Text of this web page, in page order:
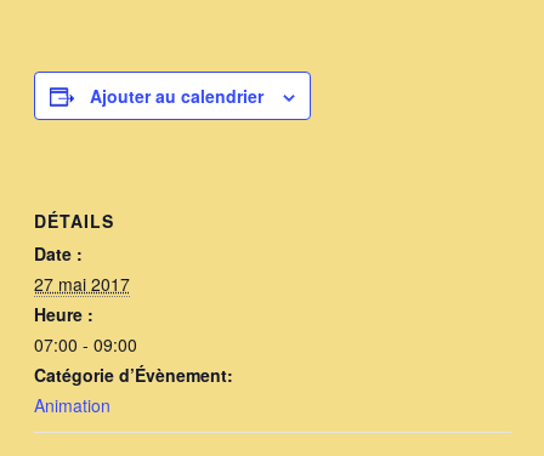
Ajouter au calendrier
DÉTAILS
Date :
27 mai 2017
Heure :
07:00 - 09:00
Catégorie d’Évènement:
Animation